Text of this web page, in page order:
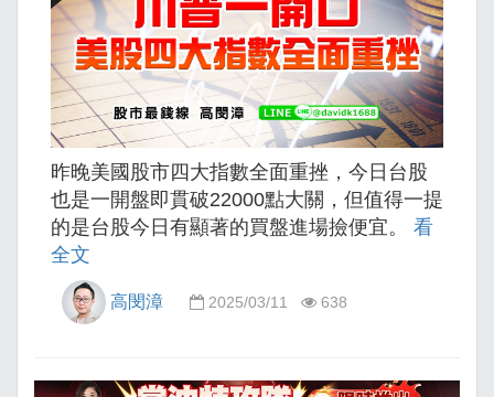
昨晚美國股市四大指數全面重挫，今日台股
也是一開盤即貫破22000點大關，但值得一提
的是台股今日有顯著的買盤進場撿便宜。 看
全文
高閔漳 2025/03/11 638